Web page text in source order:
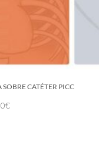
SOBRE CATÉTER PICC
€